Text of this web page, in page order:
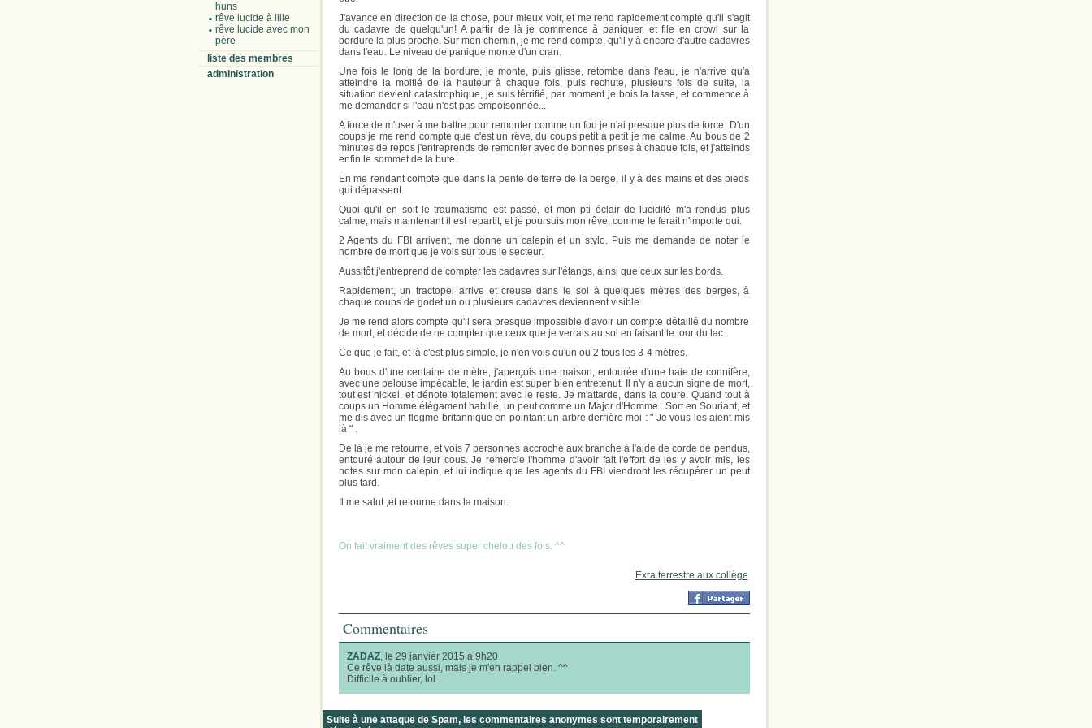
huns
rêve lucide à lille
rêve lucide avec mon
père
liste des membres
administration
J'avance en direction de la chose, pour mieux voir, et me rend rapidement compte qu'il s'agit
du cadavre de quelqu'un! A partir de là je commence à paniquer, et file en crowl sur la
bordure la plus proche. Sur mon chemin, je me rend compte, qu'il y à encore d'autre cadavres
dans l'eau. Le niveau de panique monte d'un cran.
Une fois le long de la bordure, je monte, puis glisse, retombe dans l'eau, je n'arrive qu'à
atteindre la moitié de la hauteur à chaque fois, puis rechute, plusieurs fois de suite, la
situation devient catastrophique, je suis térrifié, par moment je bois la tasse, et commence à
me demander si l'eau n'est pas empoisonnée...
A force de m'user à me battre pour remonter comme un fou je n'ai presque plus de force. D'un
coups je me rend compte que c'est un rêve, du coups petit à petit je me calme. Au bous de 2
minutes de repos j'entreprends de remonter avec de bonnes prises à chaque fois, et j'atteinds
enfin le sommet de la bute.
En me rendant compte que dans la pente de terre de la berge, il y à des mains et des pieds
qui dépassent.
Quoi qu'il en soit le traumatisme est passé, et mon pti éclair de lucidité m'a rendus plus
calme, mais maintenant il est repartit, et je poursuis mon rêve, comme le ferait n'importe qui.
2 Agents du FBI arrivent, me donne un calepin et un stylo. Puis me demande de noter le
nombre de mort que je vois sur tous le secteur.
Aussitôt j'entreprend de compter les cadavres sur l'étangs, ainsi que ceux sur les bords.
Rapidement, un tractopel arrive et creuse dans le sol à quelques mètres des berges, à
chaque coups de godet un ou plusieurs cadavres deviennent visible.
Je me rend alors compte qu'il sera presque impossible d'avoir un compte détaillé du nombre
de mort, et décide de ne compter que ceux que je verrais au sol en faisant le tour du lac.
Ce que je fait, et là c'est plus simple, je n'en vois qu'un ou 2 tous les 3-4 mètres.
Au bous d'une centaine de mètre, j'aperçois une maison, entourée d'une haie de connifère,
avec une pelouse impécable, le jardin est super bien entretenut. Il n'y a aucun signe de mort,
tout est nickel, et dénote totalement avec le reste. Je m'attarde, dans la coure. Quand tout à
coups un Homme élégament habillé, un peut comme un Major d'Homme . Sort en Souriant, et
me dis avec un flegme britannique en pointant un arbre derrière moi : " Je vous les aient mis
là " .
De là je me retourne, et vois 7 personnes accroché aux branche à l'aide de corde de pendus,
entouré autour de leur cous. Je remercie l'homme d'avoir fait l'effort de les y avoir mis, les
notes sur mon calepin, et lui indique que les agents du FBI viendront les récupérer un peut
plus tard.
Il me salut ,et retourne dans la maison.
On fait vraiment des rêves super chelou des fois. ^^
Exra terrestre aux collège
Commentaires
ZADAZ, le 29 janvier 2015 à 9h20
Ce rêve là date aussi, mais je m'en rappel bien. ^^
Difficile à oublier, lol .
Suite à une attaque de Spam, les commentaires anonymes sont temporairement